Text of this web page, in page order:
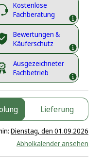
Kostenlose
Fachberatung
Bewertungen &
Käuferschutz
Ausgezeichneter
Fachbetrieb
Lieferung
Dienstag, den 01.09.2026
Abholkalender ansehen